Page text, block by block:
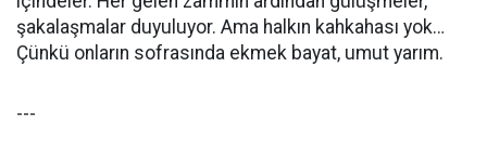
şakalaşmalar duyuluyor. Ama halkın kahkahası yok…
Çünkü onların sofrasında ekmek bayat, umut yarım.
---